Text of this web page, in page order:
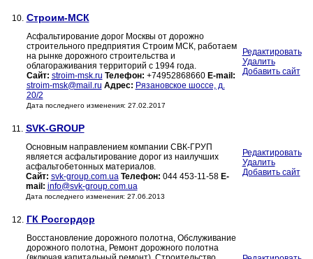
10. Строим-МСК
Асфальтирование дорог Москвы от дорожно
строительного предприятия Строим МСК, работаем
на рынке дорожного строительства и
облагораживания территорий с 1994 года.
Сайт: stroim-msk.ru Телефон: +74952868660 E-mail:
stroim-msk@mail.ru Адрес: Рязановское шоссе, д.
20/2
Дата последнего изменения: 27.02.2017
Редактировать
Удалить
Добавить сайт
11. SVK-GROUP
Основным направлением компании СВК-ГРУП
является асфальтирование дорог из наилучших
асфальтобетонных материалов.
Сайт: svk-group.com.ua Телефон: 044 453-11-58 E-
mail: info@svk-group.com.ua
Дата последнего изменения: 27.06.2013
Редактировать
Удалить
Добавить сайт
12. ГК Росгордор
Восстановление дорожного полотна, Обслуживание
дорожного полотна, Ремонт дорожного полотна